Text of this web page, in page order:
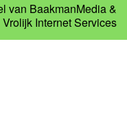
van BaakmanMedia&
Vrolijk Internet Services